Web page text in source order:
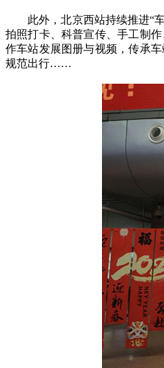
此外，北京西站持续推进“车
拍照打卡、科普宣传、手工制
作车站发展图册与视频，传承
规范出行……